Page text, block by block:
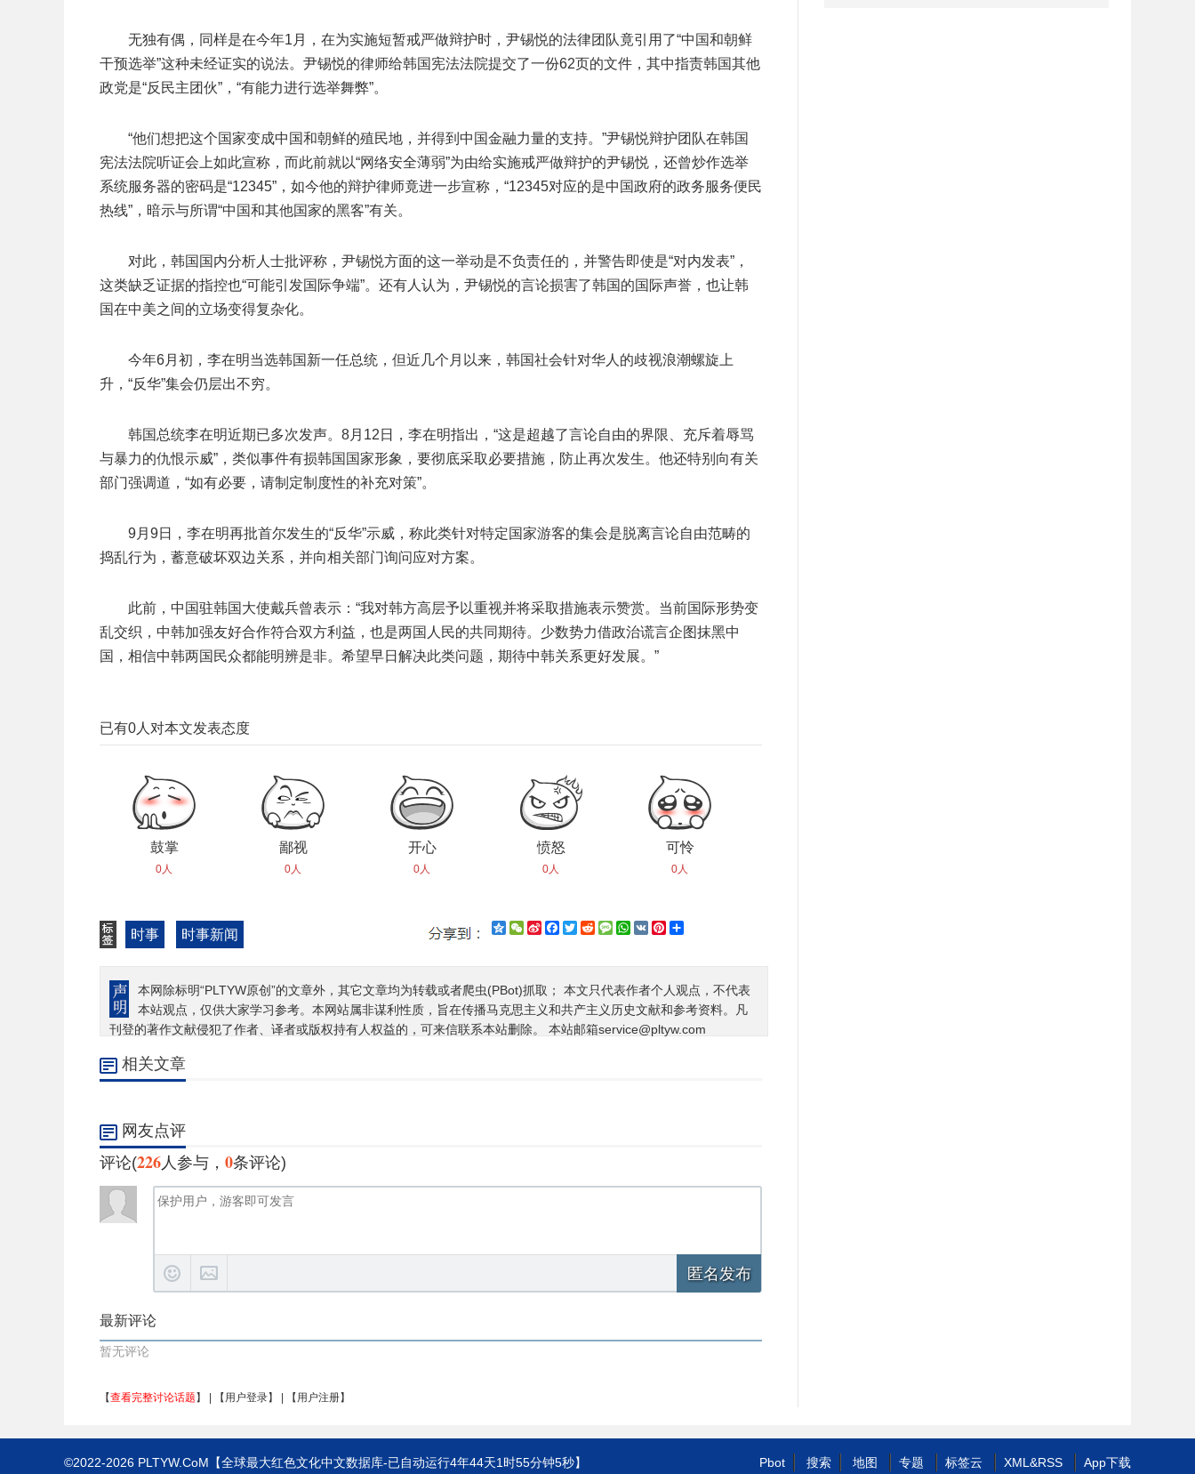
无独有偶，同样是在今年1月，在为实施短暂戒严做辩护时，尹锡悦的法律团队竟引用了“中国和朝鲜
干预选举”这种未经证实的说法。尹锡悦的律师给韩国宪法法院提交了一份62页的文件，其中指责韩国其他
政党是“反民主团伙”，“有能力进行选举舞弊”。
“他们想把这个国家变成中国和朝鲜的殖民地，并得到中国金融力量的支持。”尹锡悦辩护团队在韩国
宪法法院听证会上如此宣称，而此前就以“网络安全薄弱”为由给实施戒严做辩护的尹锡悦，还曾炒作选举
系统服务器的密码是“12345”，如今他的辩护律师竟进一步宣称，“12345对应的是中国政府的政务服务便民
热线”，暗示与所谓“中国和其他国家的黑客”有关。
对此，韩国国内分析人士批评称，尹锡悦方面的这一举动是不负责任的，并警告即使是“对内发表”，
这类缺乏证据的指控也“可能引发国际争端”。还有人认为，尹锡悦的言论损害了韩国的国际声誉，也让韩
国在中美之间的立场变得复杂化。
今年6月初，李在明当选韩国新一任总统，但近几个月以来，韩国社会针对华人的歧视浪潮螺旋上
升，“反华”集会仍层出不穷。
韩国总统李在明近期已多次发声。8月12日，李在明指出，“这是超越了言论自由的界限、充斥着辱骂
与暴力的仇恨示威”，类似事件有损韩国国家形象，要彻底采取必要措施，防止再次发生。他还特别向有关
部门强调道，“如有必要，请制定制度性的补充对策”。
9月9日，李在明再批首尔发生的“反华”示威，称此类针对特定国家游客的集会是脱离言论自由范畴的
捣乱行为，蓄意破坏双边关系，并向相关部门询问应对方案。
此前，中国驻韩国大使戴兵曾表示：“我对韩方高层予以重视并将采取措施表示赞赏。当前国际形势变
乱交织，中韩加强友好合作符合双方利益，也是两国人民的共同期待。少数势力借政治谎言企图抹黑中
国，相信中韩两国民众都能明辨是非。希望早日解决此类问题，期待中韩关系更好发展。”
已有0 人对本文发表态度
鼓掌
0人
鄙视
0人
开心
0人
愤怒
0人
可怜
0人
时事 时事新闻 QzoneWeChat
Sina Facebook
TwitterRedditMessageWhatsApp
VK Pinterest
本网除标明“PLTYW原创”的文章外，其它文章均为转载或者爬虫(PBot)抓取； 本文只代表作者个人观点，不代表
本站观点，仅供大家学习参考。本网站属非谋利性质，旨在传播马克思主义和共产主义历史文献和参考资料。凡
刊登的著作文献侵犯了作者、译者或版权持有人权益的，可来信联系本站删除。 本站邮箱service@pltyw.com
相关文章
网友点评
评论(226人参与， 0条评论)
匿名发布
最新评论
暂无评论
【查看完整讨论话题 】 | 【 用户登录】 | 【 用户注册】
©2022-2026 PLTYW.CoM 【全球最大红色文化中文数据库-已自动运行4年44天1时55分钟6秒】 Pbot 搜索 地图 专题 标签云 XML &RSS App下载